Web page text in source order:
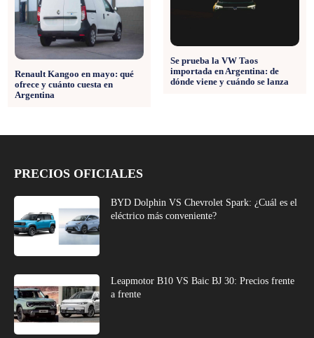
Renault Kangoo en mayo: qué
ofrece y cuánto cuesta en
Argentina
Se prueba la VW Taos
importada en Argentina: de
dónde viene y cuándo se lanza
PRECIOS OFICIALES
BYD Dolphin VS Chevrolet Spark: ¿Cuál es el
eléctrico más conveniente?
Leapmotor B10 VS Baic BJ 30: Precios frente
a frente